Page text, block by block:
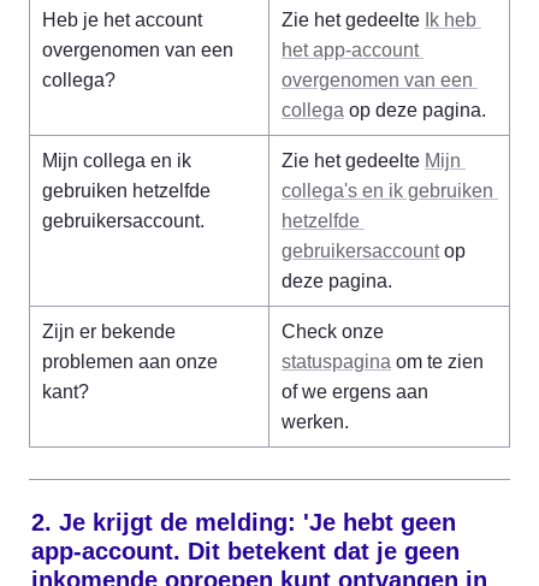
Heb je het account
overgenomen van een
collega?
Zie het gedeelte Ik heb
het app-account
overgenomen van een
collega op deze pagina.
Mijn collega en ik
gebruiken hetzelfde
gebruikersaccount.
Zie het gedeelte Mijn
collega's en ik gebruiken
hetzelfde
gebruikersaccount op
deze pagina.
Zijn er bekende
problemen aan onze
kant?
statuspagina om te zien
of we ergens aan
werken.
2. Je krijgt de melding: 'Je hebt geen
app-account. Dit betekent dat je geen
inkomende oproepen kunt ontvangen in